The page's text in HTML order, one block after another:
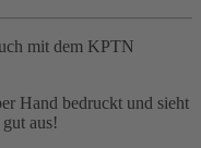
mit dem KPTN
Hand bedruckt und sieht
aus!